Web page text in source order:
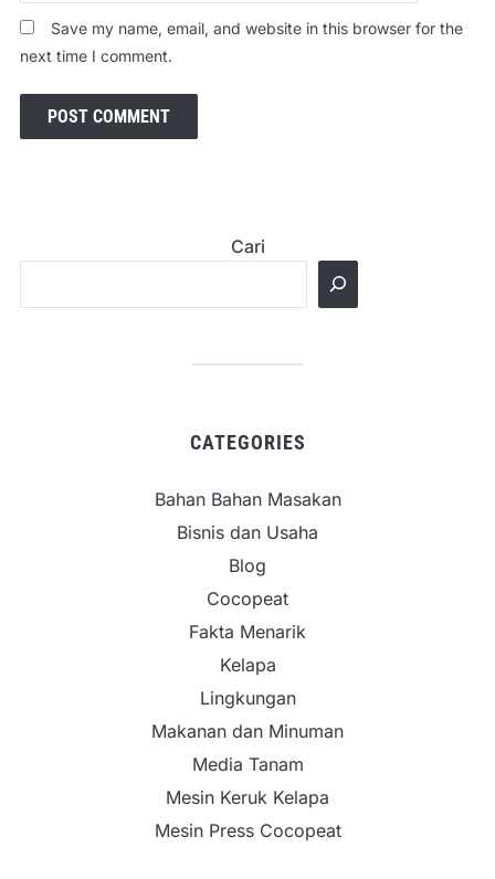
Save my name, email, and website in this browser for the
next time I comment.
Cari
CATEGORIES
Bahan Bahan Masakan
Bisnis dan Usaha
Blog
Cocopeat
Fakta Menarik
Kelapa
Lingkungan
Makanan dan Minuman
Media Tanam
Mesin Keruk Kelapa
Mesin Press Cocopeat